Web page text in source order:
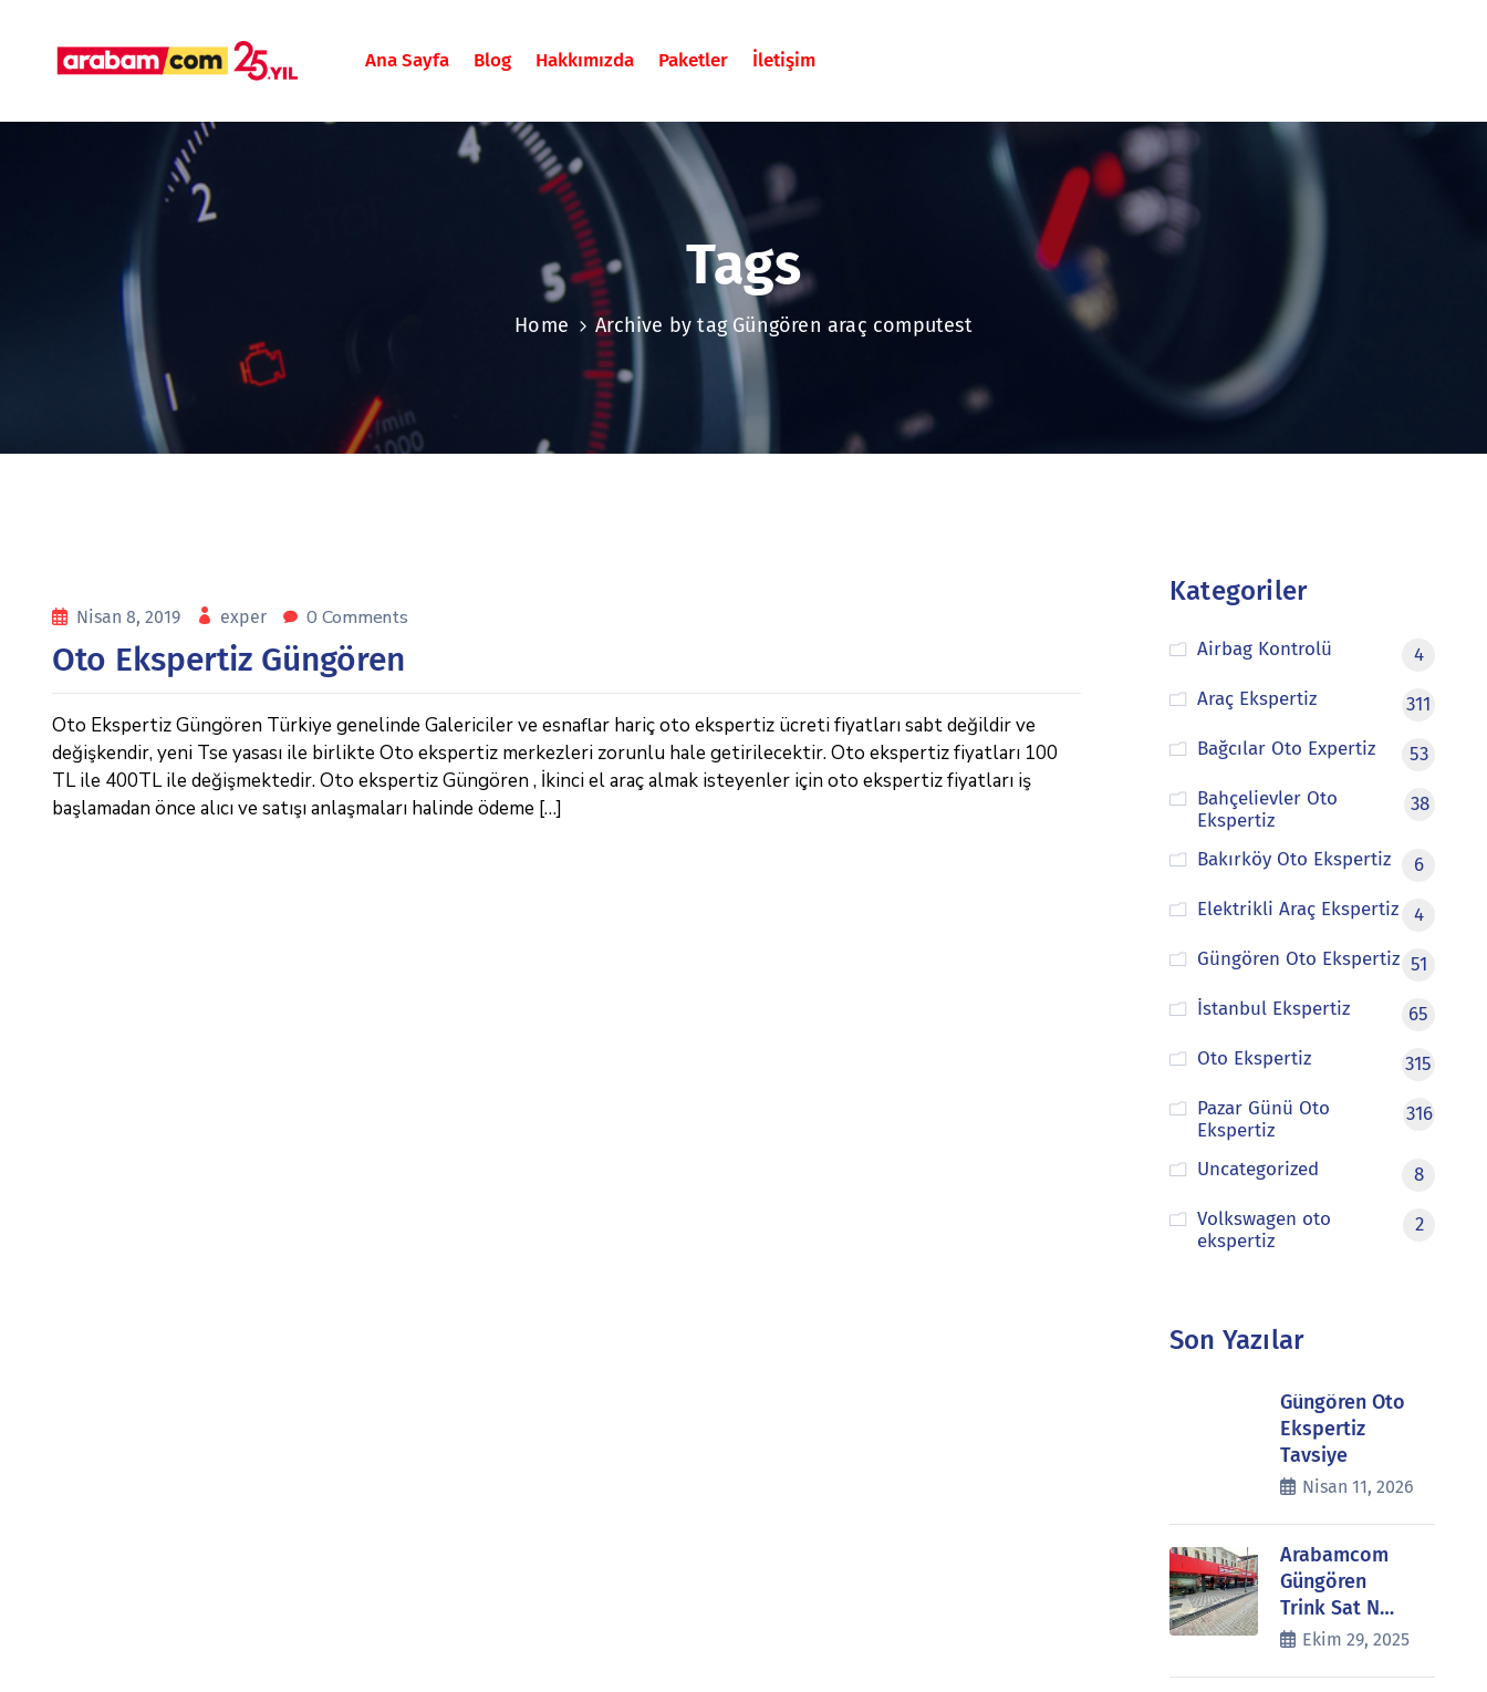
Ana Sayfa Blog Hakkımızda Paketler İletişim
Tags
Home Archive by tag Güngören araç computest
Nisan 8, 2019 exper 0 Comments
Oto Ekspertiz Güngören
Oto Ekspertiz Güngören Türkiye genelinde Galericiler ve esnaflar hariç oto ekspertiz ücreti fiyatları sabt değildir ve
değişkendir, yeni Tse yasası ile birlikte Oto ekspertiz merkezleri zorunlu hale getirilecektir. Oto ekspertiz fiyatları 100
TL ile 400TL ile değişmektedir. Oto ekspertiz Güngören , İkinci el araç almak isteyenler için oto ekspertiz fiyatları iş
başlamadan önce alıcı ve satışı anlaşmaları halinde ödeme […]
Kategoriler
Airbag Kontrolü
4
Araç Ekspertiz
311
Bağcılar Oto Expertiz
53
Bahçelievler Oto
Ekspertiz
38
Bakırköy Oto Ekspertiz
6
Elektrikli Araç Ekspertiz
4
Güngören Oto Ekspertiz 51
İstanbul Ekspertiz
65
Oto Ekspertiz
315
Pazar Günü Oto
Ekspertiz
316
Uncategorized
8
Volkswagen oto
ekspertiz
2
Son Yazılar
Güngören Oto
Ekspertiz
Tavsiye
Nisan 11, 2026
Arabamcom
Güngören
Trink Sat N…
Ekim 29, 2025